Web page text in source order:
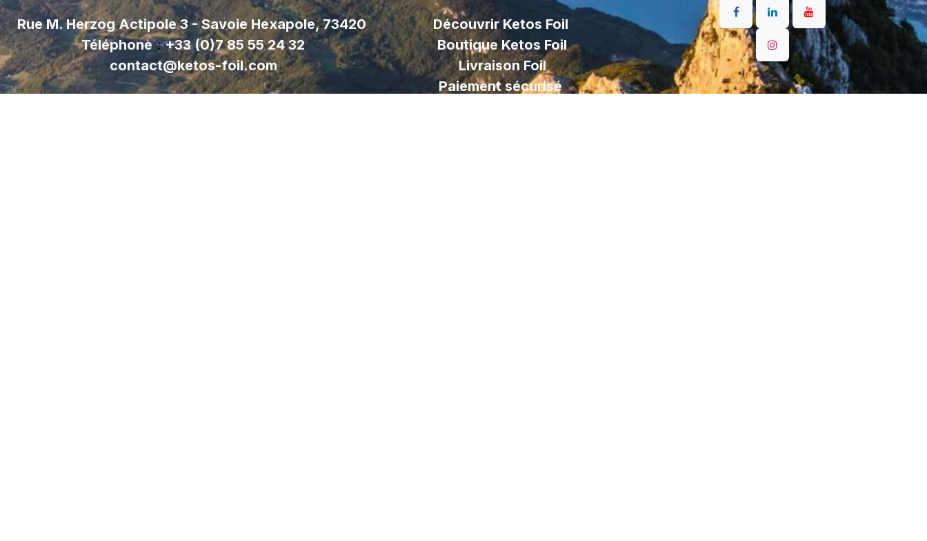
Rue M. Herzog Actipole 3 - Savoie Hexapole, 73420
Téléphone:+33 (0)7 85 55 24 32
contact@ketos-foil.com
Découvrir Ketos Foil
Boutique Ketos Foil
LivraisonFoil
Paiement sécurisé